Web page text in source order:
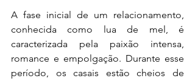
A fase inicial de um relacionamento,
conhecida como lua de mel, é
caracterizada pela paixão intensa,
romance e empolgação. Durante esse
período, os casais estão cheios de